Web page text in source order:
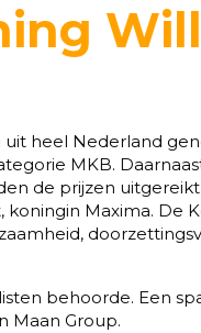
uit heel Nederland
MKB.
de prijzen
Maxima. De
behoorde. Een
Maan Group.